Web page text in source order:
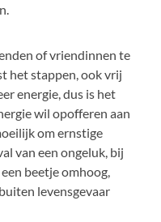
of vriendinnen te
het stappen, ook vrij
energie, dus is het
wil opofferen aan
om ernstige
van een ongeluk, bij
beetje omhoog,
levensgevaar